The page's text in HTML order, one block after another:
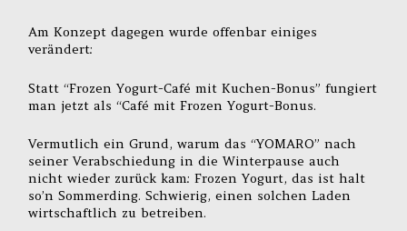
Am Konzept dagegen wurde offenbar einiges
verändert:
Statt “Frozen Yogurt-Café mit Kuchen-Bonus” fungiert
man jetzt als “Café mit Frozen Yogurt-Bonus.
Vermutlich ein Grund, warum das “YOMARO” nach
seiner Verabschiedung in die Winterpause auch
nicht wieder zurück kam: Frozen Yogurt, das ist halt
so’n Sommerding. Schwierig, einen solchen Laden
wirtschaftlich zu betreiben.